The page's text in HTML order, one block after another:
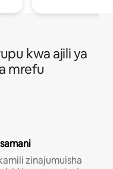
kwa ajili ya
mrefu
zinajumuisha